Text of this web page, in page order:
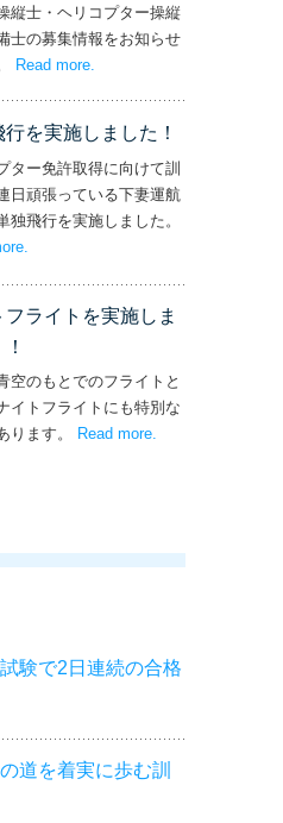
縦士・ヘリコプター操縦
士の募集情報をお知らせ
Read more
を実施しました！
ター免許取得に向けて訓
日頑張っている下妻運航
独飛行を実施しました。
フライトを実施しま
空のもとでのフライトと
イトフライトにも特別な
ります。
Read more– ‘ナイトフライト
.
験で2日連続の合格
道を着実に歩む訓